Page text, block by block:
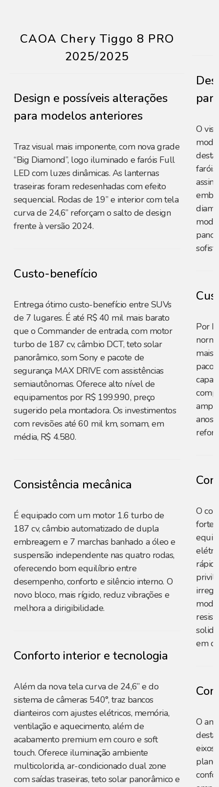
CAOA Chery Tiggo 8 PRO
2025/2025
Design e possíveis alterações
para modelos anteriores
Traz visual mais imponente, com nova grade
“Big Diamond”, logo iluminado e faróis Full
LED com luzes dinâmicas. As lanternas
traseiras foram redesenhadas com efeito
sequencial. Rodas de 19” e interior com tela
curva de 24,6” reforçam o salto de design
frente à versão 2024.
Custo-benefício
Entrega ótimo custo-benefício entre SUVs
de 7 lugares. É até R$ 40 mil mais barato
que o Commander de entrada, com motor
turbo de 187 cv, câmbio DCT, teto solar
panorâmico, som Sony e pacote de
segurança MAX DRIVE com assistências
semiautônomas. Oferece alto nível de
equipamentos por R$ 199.990, preço
sugerido pela montadora. Os investimentos
com revisões até 60 mil km, somam, em
média, R$ 4.580.
Consistência mecânica
É equipado com um motor 1.6 turbo de
187 cv, câmbio automatizado de dupla
embreagem e 7 marchas banhado a óleo e
suspensão independente nas quatro rodas,
oferecendo bom equilíbrio entre
desempenho, conforto e silêncio interno. O
novo bloco, mais rígido, reduz vibrações e
melhora a dirigibilidade.
Conforto interior e tecnologia
Além da nova tela curva de 24,6” e do
sistema de câmeras 540°, traz bancos
dianteiros com ajustes elétricos, memória,
ventilação e aquecimento, além de
acabamento premium em couro e soft
touch. Oferece iluminação ambiente
multicolorida, ar-condicionado dual zone
com saídas traseiras, teto solar panorâmico e
O
faróis
Por
mais
anos
O
forte
em
O
eixos